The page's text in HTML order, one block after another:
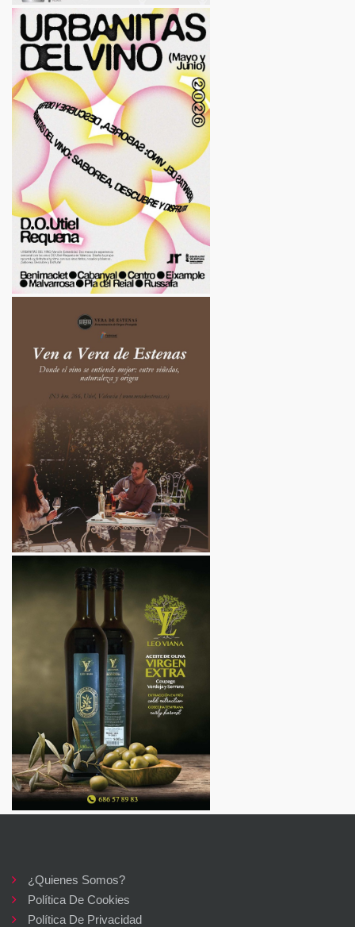
¿Quienes Somos?
Política De Cookies
Política De Privacidad